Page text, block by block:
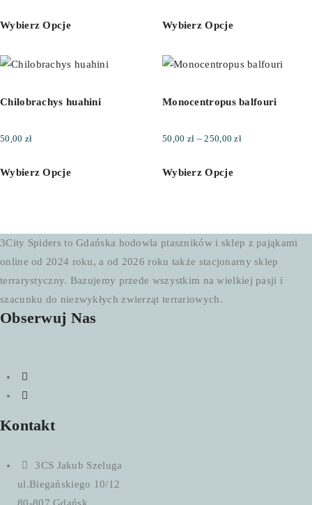
Wybierz Opcje
Chilobrachys huahini
50,00 zł
Wybierz Opcje
Wybierz Opcje
Monocentropus balfouri
50,00 zł – 250,00złZakres
250,00 zł
Wybierz Opcje
3City Spiders to Gdańska hodowla ptaszników i sklep z pająkami
online od 2024 roku, a od 2026 roku także stacjonarny sklep
terrarystyczny. Bazujemy przede wszystkim na wielkiej pasji i
szacunku do niezwykłych zwierząt terrariowych.
Obserwuj Nas
Kontakt
3CS Jakub Szeluga
ul.Biegańskiego 10/12